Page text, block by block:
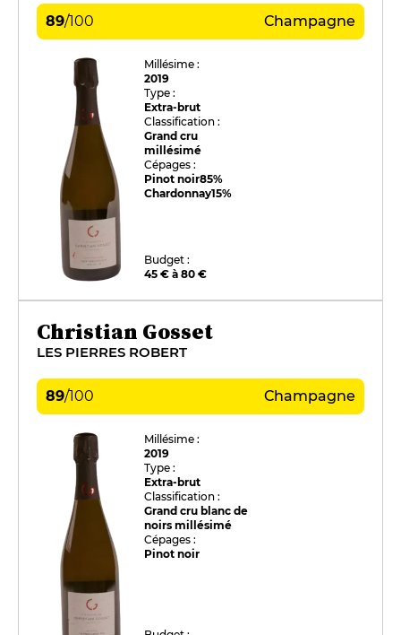
89/100 Champagne
Millésime :
2019
Type :
Extra-brut
Classification :
Grand cru
millésimé
Cépages :
Pinot noir85%
Chardonnay15%
Budget :
45 € à 80 €
Christian Gosset
LES PIERRES ROBERT
89/100 Champagne
Millésime :
2019
Type :
Extra-brut
Classification :
Grand cru blanc de
noirs millésimé
Cépages :
Pinot noir